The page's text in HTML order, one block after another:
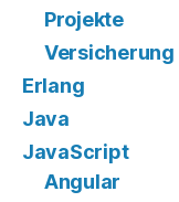
Projekte
Versicherung
Erlang
Java
JavaScript
Angular